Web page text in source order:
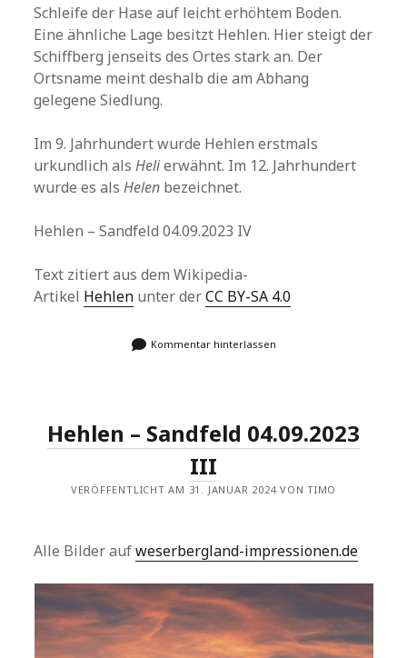
Schleife der Hase auf leicht erhöhtem Boden.
Eine ähnliche Lage besitzt Hehlen. Hier steigt der
Schiffberg jenseits des Ortes stark an. Der
Ortsname meint deshalb die am Abhang
gelegene Siedlung.
Im 9. Jahrhundert wurde Hehlen erstmals
urkundlich alsHelierwähnt. Im 12. Jahrhundert
wurde es alsHelen bezeichnet.
Hehlen – Sandfeld 04.09.2023 IV
Text zitiert aus dem Wikipedia-
Artikel Hehlen unter derCC BY-SA 4.0
Kommentar hinterlassen
Hehlen – Sandfeld 04.09.2023
III
VERÖFFENTLICHT AM 31. JANUAR 2024 VON TIMO
Alle Bilder aufweserbergland-impressionen.de